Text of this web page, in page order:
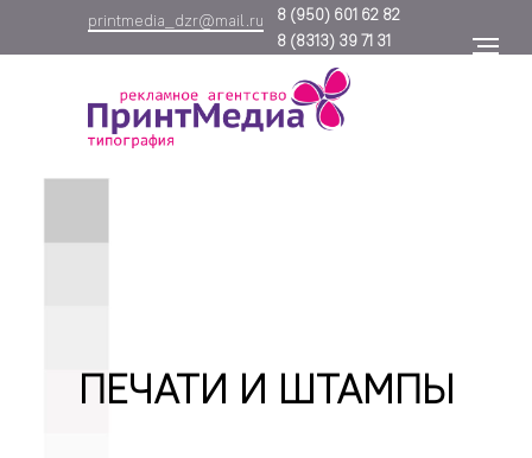
8 (950) 601 62 82
printmedia_dzr@mail.ru
8 (8313) 39 71 31
ПЕЧАТИ И ШТАМПЫ